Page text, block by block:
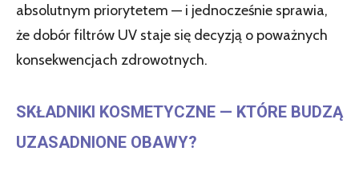
absolutnym priorytetem — i jednocześnie sprawia,
że dobór filtrów UV staje się decyzją o poważnych
konsekwencjach zdrowotnych.
SKŁADNIKI KOSMETYCZNE — KTÓRE BUDZĄ
UZASADNIONE OBAWY?